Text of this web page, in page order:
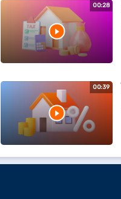
00:28
00:39